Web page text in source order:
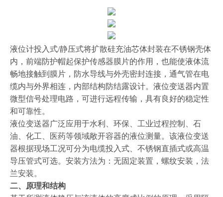
液位计投入式/静压式将扩散硅充油芯体封装在不锈钢壳体
内，前端防护帽起保护传感器膜片的作用，也能使液体流
畅地接触到膜片，防水导线与外壳密封连接，通气管在电
缆内与外界相连，内部结构防结露设计。液位变送器内置
微型信号处理电路，可进行远程传输，具有良好的稳定性
和可靠性。
液位变送器广泛应用于水利、环保、工业过程控制、石
油、化工、医药等领域敞开容器的液位测量。该液位变送
器根据现场工况可分为电缆投入式、不锈钢直插式或高温
导压管式可选。安装方法为：无固定装置，螺纹安装，法
兰安装。
二、原理和结构